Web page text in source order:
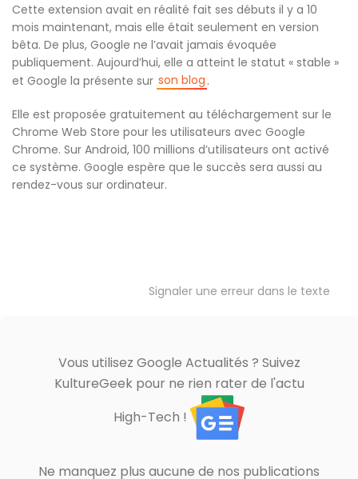
Cette extension avait en réalité fait ses débuts il y a 10
mois maintenant, mais elle était seulement en version
bêta. De plus, Google ne l’avait jamais évoquée
publiquement. Aujourd’hui, elle a atteint le statut « stable »
et Google la présente sur son blog .
Elle est proposée gratuitement au téléchargement sur le
Chrome Web Store pour les utilisateurs avec Google
Chrome. Sur Android, 100 millions d’utilisateurs ont activé
ce système. Google espère que le succès sera aussi au
rendez-vous sur ordinateur.
Signaler une erreur dans le texte
Vous utilisez Google Actualités ? Suivez
KultureGeek pour ne rien rater de l'actu
High-Tech !
Ne manquez plus aucune de nos publications